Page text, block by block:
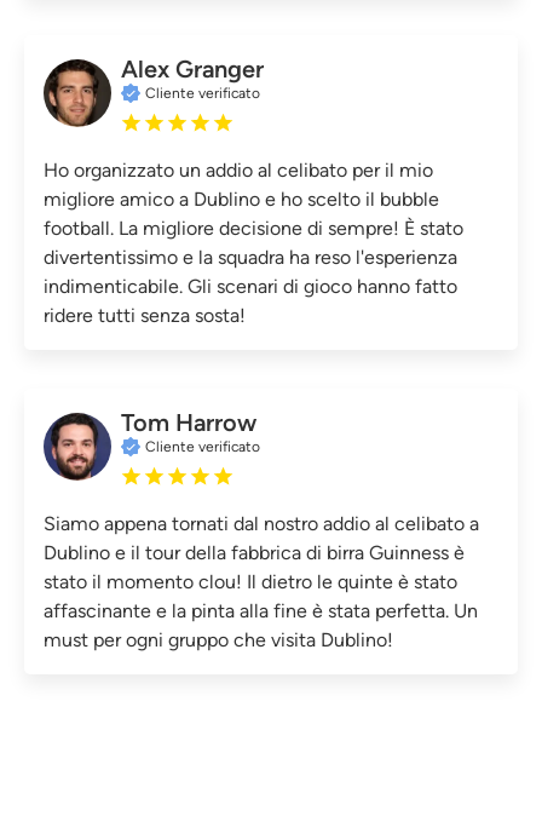
Alex Granger
Cliente verificato
Ho organizzato un addio al celibato per il mio
migliore amico a Dublino e ho scelto il bubble
football. La migliore decisione di sempre! È stato
divertentissimo e la squadra ha reso l'esperienza
indimenticabile. Gli scenari di gioco hanno fatto
ridere tutti senza sosta!
Tom Harrow
Cliente verificato
Siamo appena tornati dal nostro addio al celibato a
Dublino e il tour della fabbrica di birra Guinness è
stato il momento clou! Il dietro le quinte è stato
affascinante e la pinta alla fine è stata perfetta. Un
must per ogni gruppo che visita Dublino!